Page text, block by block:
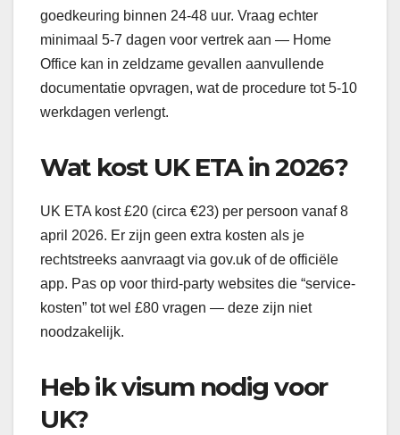
goedkeuring binnen 24-48 uur. Vraag echter
minimaal 5-7 dagen voor vertrek aan — Home
Office kan in zeldzame gevallen aanvullende
documentatie opvragen, wat de procedure tot 5-10
werkdagen verlengt.
Wat kost UK ETA in 2026?
UK ETA kost £20 (circa €23) per persoon vanaf 8
april 2026. Er zijn geen extra kosten als je
rechtstreeks aanvraagt via gov.uk of de officiële
app. Pas op voor third-party websites die “service-
kosten” tot wel £80 vragen — deze zijn niet
noodzakelijk.
Heb ik visum nodig voor
UK?